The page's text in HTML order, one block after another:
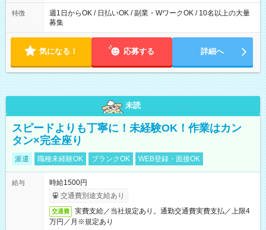
特徴
週1日からOK / 日払いOK / 副業・WワークOK / 10名以上の大量
募集
気になる！ 応募する 詳細へ
未読
スピードよりも丁寧に！未経験OK！作業はカン
タン×完全座り
派遣 職種未経験OK ブランクOK WEB登録・面接OK
給与
時給1500円
交通費別途支給あり
交通費
実費支給／当社規定あり。通勤交通費実費支払／上限4
万円／月※規定あり